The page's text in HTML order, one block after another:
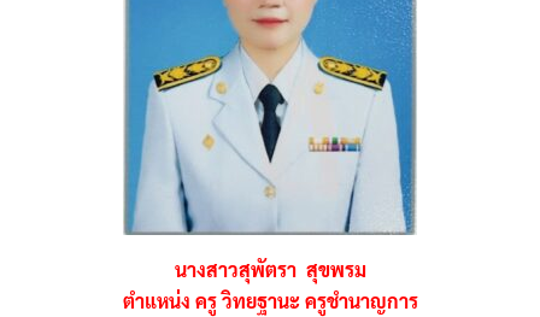
มัธยมศึกษาปีที่ 3
มัธยมศึกษาปีที่ 6
วัดปัจฉิมณีวัน
วัดปุญญานิวาส
วัดเกษมสำราญ
นางสาวสุพัตรา สุขพรม
ตำแหน่ง ครู วิทยฐานะ ครูชำนาญการ